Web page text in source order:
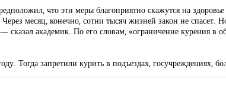
что эти меры благоприятно скажутся на
месяц, конечно, сотни тысяч жизней закон не спасет.
академик. По его словам, «ограничение курения в
Тогда запретили курить в подъездах, госучреждениях,